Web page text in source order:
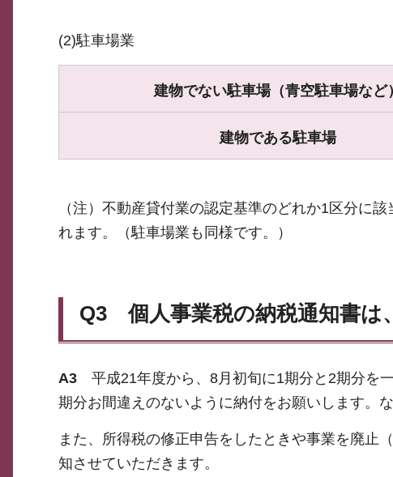
(2)駐車場業
建物でない駐車場（青空駐車場など）
建物である駐車場
（注）不動産貸付業の認定基準のどれか1区分に
れます。（駐車場業も同様です。）
Q3 個人事業税の納税通知書は
A3 平成21年度から、8月初旬に1期分と2期分を
期分お間違えのないように納付をお願いします。
また、所得税の修正申告をしたときや事業を廃止
知させていただきます。